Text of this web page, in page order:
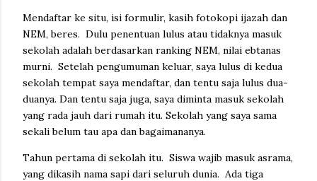
Mendaftar ke situ, isi formulir, kasih fotokopi ijazah dan
NEM, beres. Dulu penentuan lulus atau tidaknya masuk
sekolah adalah berdasarkan ranking NEM, nilai ebtanas
murni. Setelah pengumuman keluar, saya lulus di kedua
sekolah tempat saya mendaftar, dan tentu saja lulus dua-
duanya. Dan tentu saja juga, saya diminta masuk sekolah
yang rada jauh dari rumah itu. Sekolah yang saya sama
sekali belum tau apa dan bagaimananya.
Tahun pertama di sekolah itu. Siswa wajib masuk asrama,
yang dikasih nama sapi dari seluruh dunia. Ada tiga